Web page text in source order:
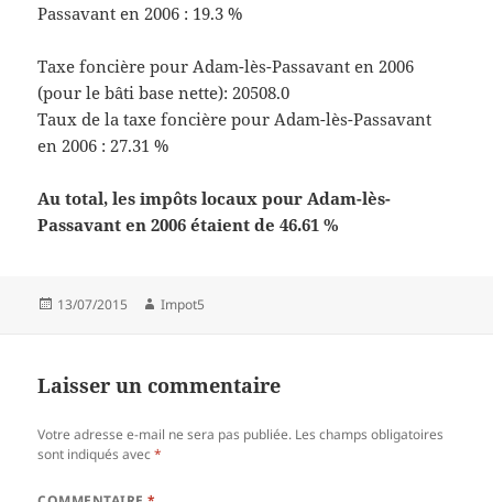
Passavant en 2006 : 19.3 %
Taxe foncière pour Adam-lès-Passavant en 2006
(pour le bâti base nette): 20508.0
Taux de la taxe foncière pour Adam-lès-Passavant
en 2006 : 27.31 %
Au total, les impôts locaux pour Adam-lès-
Passavant en 2006 étaient de 46.61 %
Publié
13/07/2015 Auteur
Impot5
Laisser un commentaire
Votre adresse e-mail ne sera pas publiée. Les champs obligatoires
sont indiqués avec*